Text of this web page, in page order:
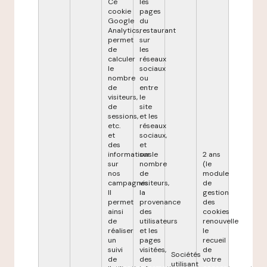
cookie
Google
Analytics,
permet
de
calculer
le
nombre
de
visiteurs,
de
sessions,
etc.
et
des
informations
sur
nos
campagnes.
Il
permet
ainsi
de
réaliser
un
suivi
de
pages
du
restaurant
sur
les
réseaux
sociaux
ou
entre
le
site
et les
réseaux
sociaux,
et
sur le
nombre
de
visiteurs,
la
provenance
des
utilisateurs
et les
pages
visitées,
des
Sociétés
utilisant
2 ans
(le
module
de
gestion
des
cookies
renouvelle
le
recueil
de
votre